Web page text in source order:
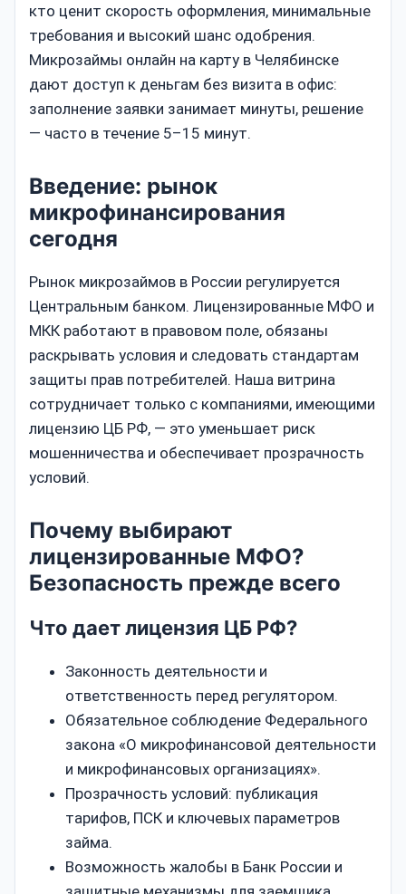
кто ценит скорость оформления, минимальные
требования и высокий шанс одобрения.
Микрозаймы онлайн на карту в Челябинске
дают доступ к деньгам без визита в офис:
заполнение заявки занимает минуты, решение
— часто в течение 5–15 минут.
Введение: рынок
микрофинансирования
сегодня
Рынок микрозаймов в России регулируется
Центральным банком. Лицензированные МФО и
МКК работают в правовом поле, обязаны
раскрывать условия и следовать стандартам
защиты прав потребителей. Наша витрина
сотрудничает только с компаниями, имеющими
лицензию ЦБ РФ, — это уменьшает риск
мошенничества и обеспечивает прозрачность
условий.
Почему выбирают
лицензированные МФО?
Безопасность прежде всего
Что дает лицензия ЦБ РФ?
Законность деятельности и
ответственность перед регулятором.
Обязательное соблюдение Федерального
закона «О микрофинансовой деятельности
и микрофинансовых организациях».
Прозрачность условий: публикация
тарифов, ПСК и ключевых параметров
займа.
Возможность жалобы в Банк России и